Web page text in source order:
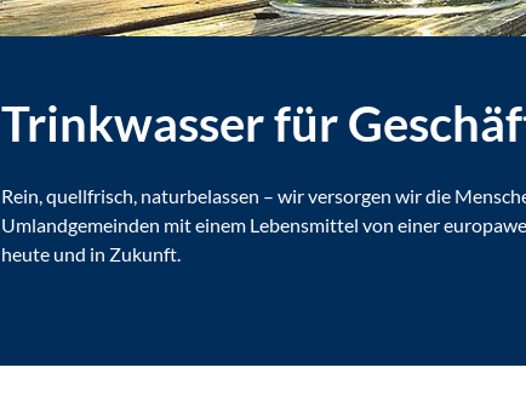
Trinkwasser für
Rein, quellfrisch, naturbelassen – wir versorgen wir die
Umlandgemeinden mit einem Lebensmittel von einer
heute und in Zukunft.